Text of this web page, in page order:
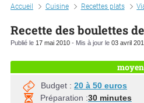
Accueil Cuisine Recettes plats
Recette des boulettes
Publié le 17 mai 2010 - Mis à jour le 03 avril
moyen
Budget : 20 à 50 euros
Préparation :30 minutes